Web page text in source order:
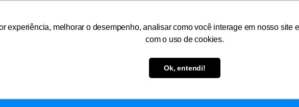
experiência, melhorar o desempenho, analisar como você interage em nosso site
com o uso de cookies.
Ok, entendi!
A AFFEMG Serviços Informações Atendimento